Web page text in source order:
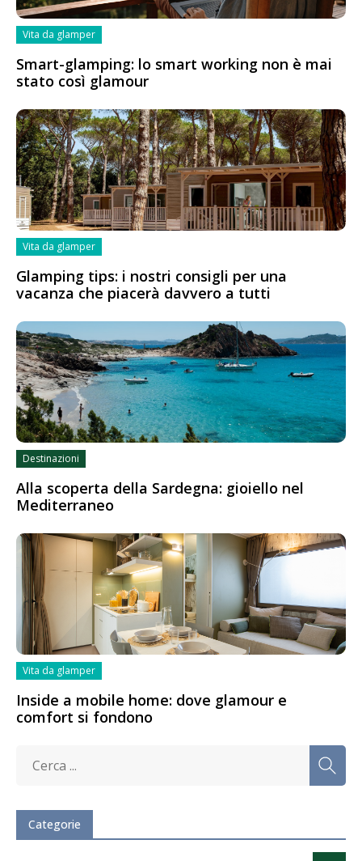
Vita da glamper
Smart-glamping: lo smart working non è mai
stato così glamour
Vita da glamper
Glamping tips: i nostri consigli per una
vacanza che piacerà davvero a tutti
Destinazioni
Alla scoperta della Sardegna: gioiello nel
Mediterraneo
Vita da glamper
Inside a mobile home: dove glamour e
comfort si fondono
Categorie